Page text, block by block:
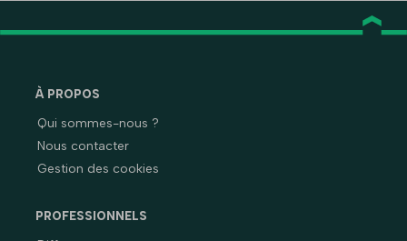
À PROPOS
Qui sommes-nous ?
Nous contacter
Gestion des cookies
PROFESSIONNELS